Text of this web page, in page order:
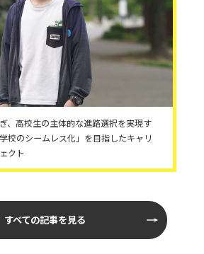
、高校生の主体的な進路選択を実現す
校のシームレス化」を目指したキャリ
クト
すべての記事を見る